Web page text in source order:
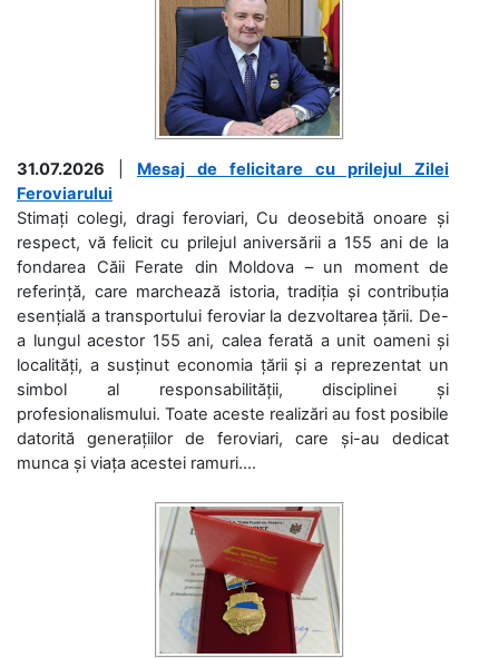
31.07.2026
Mesaj de felicitare cu prilejul Zilei
Feroviarului
Stimați colegi, dragi feroviari, Cu deosebită onoare și
respect, vă felicit cu prilejul aniversării a 155 ani de la
fondarea Căii Ferate din Moldova – un moment de
referință, care marchează istoria, tradiția și contribuția
esențială a transportului feroviar la dezvoltarea țării. De-
a lungul acestor 155 ani, calea ferată a unit oameni și
localități, a susținut economia țării și a reprezentat un
simbol al responsabilității, disciplinei și
profesionalismului. Toate aceste realizări au fost posibile
datorită generațiilor de feroviari, care și-au dedicat
munca și viața acestei ramuri....